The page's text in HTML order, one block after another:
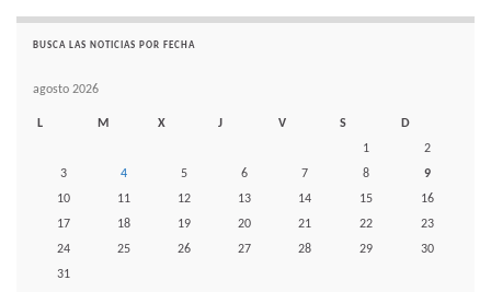
BUSCA LAS NOTICIAS POR FECHA
agosto 2026
L M X J V S
D
1
2
3
4 5 6 7 8
9
10
11 12 13 14 15
16
17
18 19 20 21 22
23
24
25 26 27 28 29
30
31